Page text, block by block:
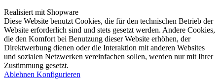
Realisiert mit Shopware
Diese Website benutzt Cookies, die für den technischen Betrieb der
Website erforderlich sind und stets gesetzt werden. Andere Cookies,
die den Komfort bei Benutzung dieser Website erhöhen, der
Direktwerbung dienen oder die Interaktion mit anderen Websites
und sozialen Netzwerken vereinfachen sollen, werden nur mit Ihrer
Zustimmung gesetzt.
Ablehnen Konfigurieren